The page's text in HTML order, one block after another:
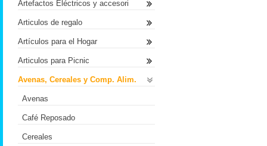
Artefactos Eléctricos y accesori
Articulos de regalo
Artículos para el Hogar
Articulos para Picnic
Avenas, Cereales y Comp. Alim.
Avenas
Café Reposado
Cereales